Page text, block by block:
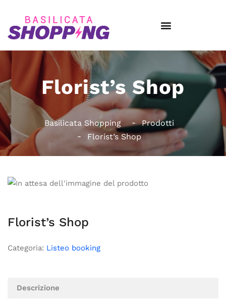
Florist’s Shop
Basilicata Shopping
Prodotti
Florist’s Shop
Florist’s Shop
Categoria: Listeo booking
Descrizione